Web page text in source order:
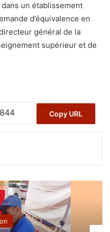
un établissement
d’équivalence en
général de la
supérieur et de
Copy URL